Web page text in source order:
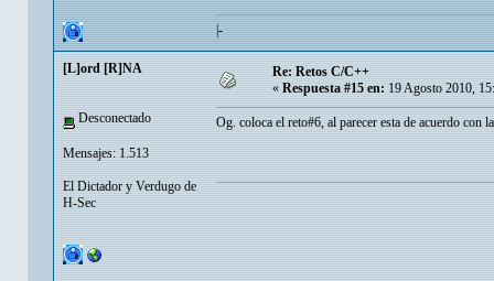
|-
[L]ord [R]NA
Desconectado
Mensajes: 1.513
El Dictador y Verdugo de
H-Sec
Re: Retos C/C++
« Respuesta #15 en: 19 Agosto 2010,
Og. coloca el reto#6, al parecer esta de acuerdo con